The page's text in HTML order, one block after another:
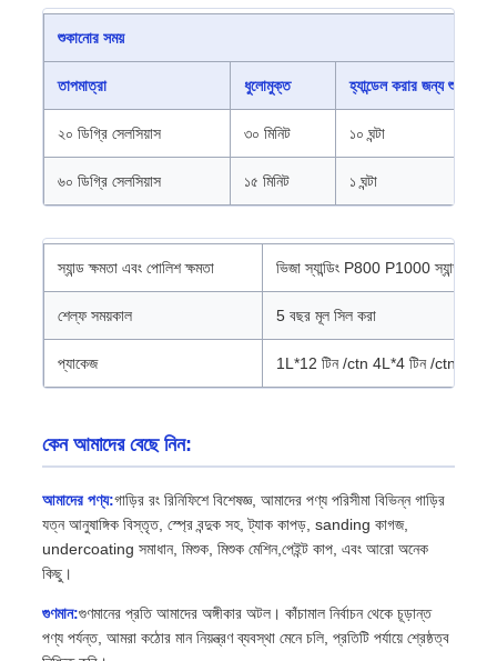
শুকানোর সময়
তাপমাত্রা ধুলোমুক্ত হ্যান্ডেল করার জন্য শুকনো
২০ ডিগ্রি সেলসিয়াস ৩০ মিনিট ১০ ঘন্টা
৬০ ডিগ্রি সেলসিয়াস ১৫ মিনিট ১ ঘন্টা
স্যান্ড ক্ষমতা এবং পোলিশ ক্ষমতা ভিজা স্যান্ডিং P800 P1000 স্যান্ড
শেল্ফ সময়কাল 5 বছর মূল সিল করা
প্যাকেজ 1L*12 টিন /ctn 4L*4 টিন /ctn
কেন আমাদের বেছে নিন:
আমাদের পণ্য:গাড়ির রং রিনিফিশে বিশেষজ্ঞ, আমাদের পণ্য পরিসীমা বিভিন্ন গাড়ির
যত্ন আনুষাঙ্গিক বিস্তৃত, স্প্রে বন্দুক সহ, ট্যাক কাপড়, sanding কাগজ,
undercoating সমাধান, মিশুক, মিশুক মেশিন,পেইন্ট কাপ, এবং আরো অনেক
কিছু।
গুণমান:গুণমানের প্রতি আমাদের অঙ্গীকার অটল। কাঁচামাল নির্বাচন থেকে চূড়ান্ত
পণ্য পর্যন্ত, আমরা কঠোর মান নিয়ন্ত্রণ ব্যবস্থা মেনে চলি, প্রতিটি পর্যায়ে শ্রেষ্ঠত্ব